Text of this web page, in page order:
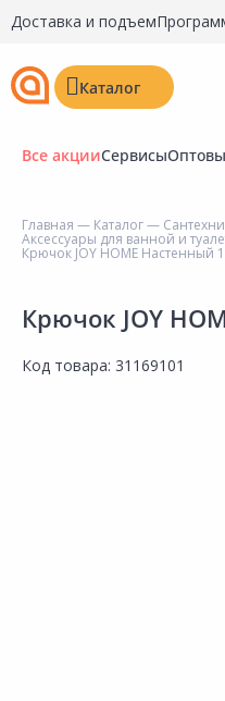
Доставка и подъем
Каталог
Войти
Все акцииСервисы
Главная — Каталог—
Аксессуары для ванной и
Крючок JOY HOME Настенный
Крючок JOY
Код товара: 31169101